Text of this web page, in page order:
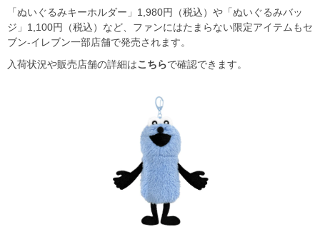
「ぬいぐるみキーホルダー」1,980円（税込）や「ぬいぐるみバッ
ジ」1,100円（税込）など、ファンにはたまらない限定アイテムもセ
ブン-イレブン一部店舗で発売されます。
入荷状況や販売店舗の詳細はこちらで確認できます。